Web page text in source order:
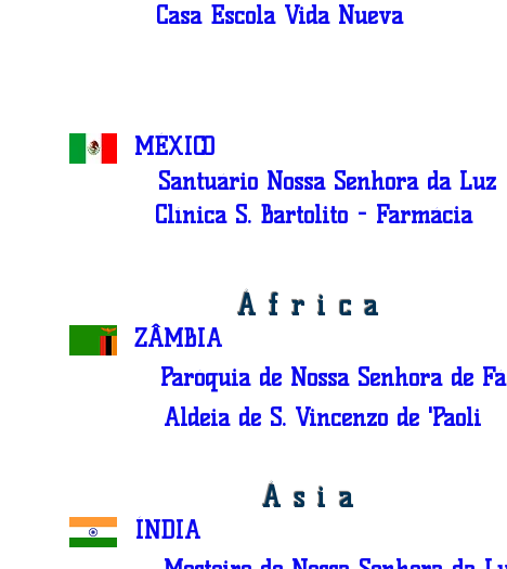
Casa Escola Vida Nueva
MÉXICO
Santuário Nossa Senhora da Luz
Clínica S. Bartolito - Farmácia
África
ZÂMBIA
Paróquia de Nossa Senhora de
Aldeia de S. Vincenzo de 'Paoli
Ásia
ÍNDIA